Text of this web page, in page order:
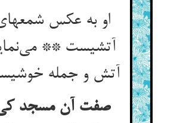
او به عکس
آتشیست **
آتش و جمله
صفت آن مسجد